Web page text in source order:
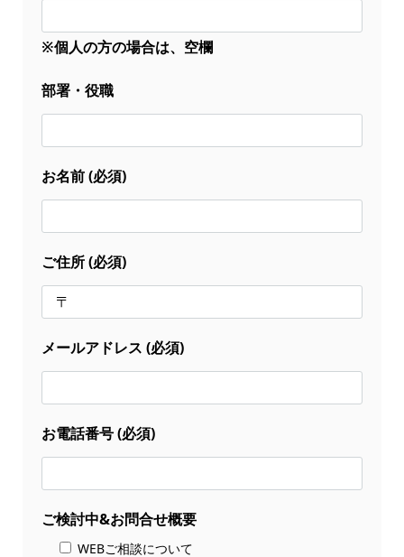
※個人の方の場合は、空欄
部署・役職
お名前 (必須)
ご住所 (必須)
メールアドレス (必須)
お電話番号 (必須)
ご検討中&お問合せ概要
WEBご相談について